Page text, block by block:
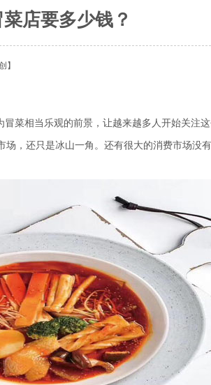
店要多少钱？
】
菜相当乐观的前景，让越来越多人开始关注这
，还只是冰山一角。还有很大的消费市场没